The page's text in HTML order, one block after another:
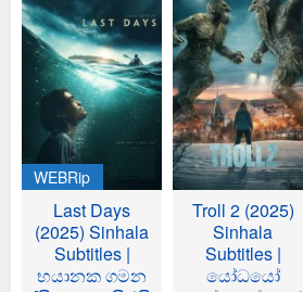
WEBRip
Last Days
(2025) Sinhala
Subtitles |
භයානක ගමන
Troll 2 (2025)
Sinhala
Subtitles |
යෝධයෝ